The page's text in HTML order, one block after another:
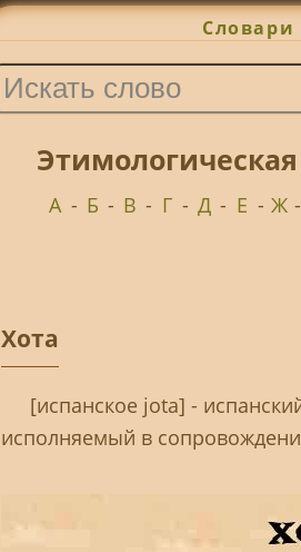
Словари
А - Б - В - Г - Д - Е - Ж -
Хота
[испанское jota] -
исполняемый в